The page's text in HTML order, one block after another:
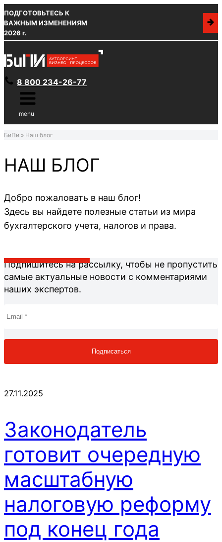
ПОДГОТОВЬТЕСЬ К
ВАЖНЫМ ИЗМЕНЕНИЯМ
2026 г.
8 800 234-26-77
menu
БиПи » Наш блог
НАШ БЛОГ
Добро пожаловать в наш блог!
Здесь вы найдете полезные статьи из мира
бухгалтерского учета, налогов и права.
Подпишитесь на рассылку, чтобы не пропустить
самые актуальные новости с комментариями
наших экспертов.
27.11.2025
Законодатель
готовит очередную
масштабную
налоговую реформу
под конец года